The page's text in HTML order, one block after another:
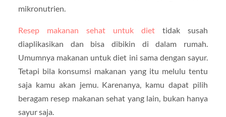
mikronutrien.
Resep makanan sehat untuk diet tidak susah
diaplikasikan dan bisa dibikin di dalam rumah.
Umumnya makanan untuk diet ini sama dengan sayur.
Tetapi bila konsumsi makanan yang itu melulu tentu
saja kamu akan jemu. Karenanya, kamu dapat pilih
beragam resep makanan sehat yang lain, bukan hanya
sayur saja.